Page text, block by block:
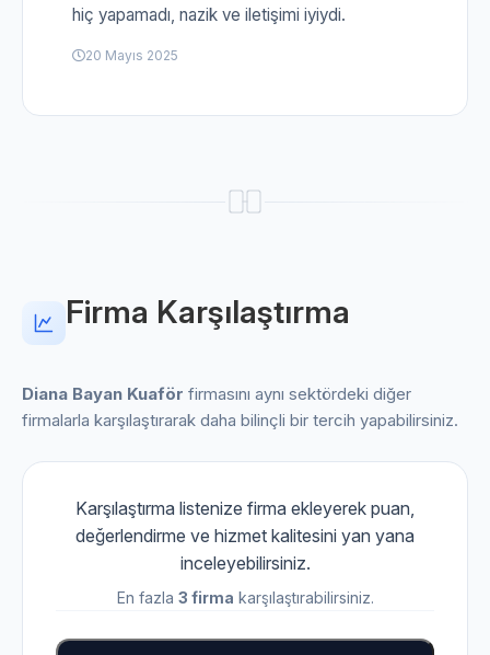
hiç yapamadı, nazik ve iletişimi iyiydi.
20 Mayıs 2025
Firma Karşılaştırma
Diana Bayan Kuaför firmasını aynı sektördeki diğer
firmalarla karşılaştırarak daha bilinçli bir tercih yapabilirsiniz.
Karşılaştırma listenize firma ekleyerek puan,
değerlendirme ve hizmet kalitesini yan yana
inceleyebilirsiniz.
En fazla 3 firma karşılaştırabilirsiniz.